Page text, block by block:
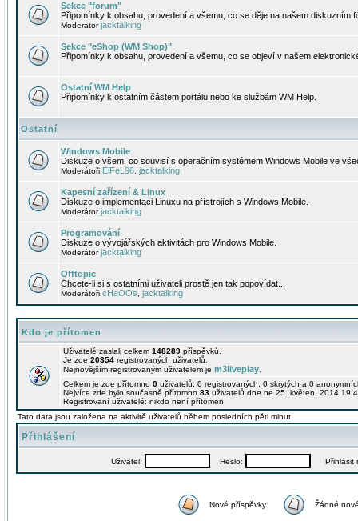
Sekce "forum"
Připomínky k obsahu, provedení a všemu, co se děje na našem diskuzním
Moderátorjacktalking
Sekce "eShop (WM Shop)"
Připomínky k obsahu, provedení a všemu, co se objeví v našem
Ostatní WM Help
Připomínky k ostatním částem portálu nebo ke službám WM Help.
Ostatní
Windows Mobile
Diskuze o všem, co souvisí s operačním systémem Windows Mobile ve
Moderátoři EiFeL96 jacktalking
Kapesní zařízení & Linux
Diskuze o implementaci Linuxu na přístrojích s Windows Mobile.
Moderátorjacktalking
Programování
Diskuze o vývojářských aktivitách pro Windows Mobile.
Moderátorjacktalking
Offtopic
Chcete-li si s ostatními uživateli prostě jen tak popovídat...
Moderátoři cHaOOs jacktalking
Kdo je přítomen
Uživatelé zaslali celkem 148289 příspěvků.
Je zde 20354 registrovaných uživatelů.
Nejnovějším registrovaným uživatelem je m3liveplay
Celkem je zde přítomno 0 uživatelů: 0 registrovaných, 0 skrytých a 0
Nejvíce zde bylo současně přítomno 83 uživatelů dne ne 25. květen, 2014
Registrovaní uživatelé: nikdo není přítomen
Tato data jsou založena na aktivitě uživatelů během posledních pěti minut
Přihlášení
Uživatel: Heslo: Přihlásit
Nové příspěvky Žádné